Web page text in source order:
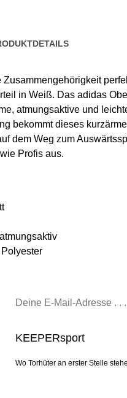
in Weiß. Das adidas
atmungsaktive und
bekommt dieses
dem Weg zum
Profis aus.
KEEPERsport
Wo Torhüter an erster Stelle